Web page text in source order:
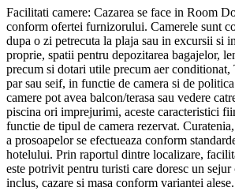
Facilitati camere: Cazarea se face in Room
conform ofertei furnizorului. Camerele sunt
dupa o zi petrecuta la plaja sau in excursii si
proprie, spatii pentru depozitarea bagajelor,
precum si dotari utile precum aer conditionat,
par sau seif, in functie de camera si de
camere pot avea balcon/terasa sau vedere
piscina ori imprejurimi, aceste caracteristici
functie de tipul de camera rezervat.
a prosoapelor se efectueaza conform
hotelului. Prin raportul dintre localizare,
este potrivit pentru turisti care doresc un
inclus, cazare si masa conform variantei alese.